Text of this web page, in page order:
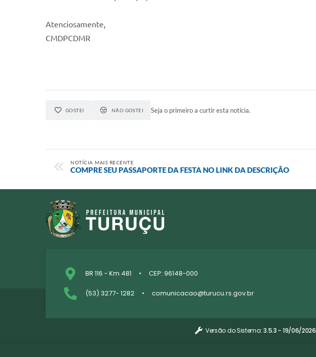
Atenciosamente,
CMDPCDMR
GOSTEI NÃO GOSTEI Seja o primeiro a curtir esta notícia.
NOTÍCIA MAIS RECENTE
COMPRE SEU PASSAPORTE DA FESTA NO LINK DA DESCRIÇÃO
BR 116 - Km 481 CEP: 96148-000
(53) 3277- 1282 comunicacao@turucu.rs.gov.br
Versão do Sistema:3.5.3 - 19/06/2026